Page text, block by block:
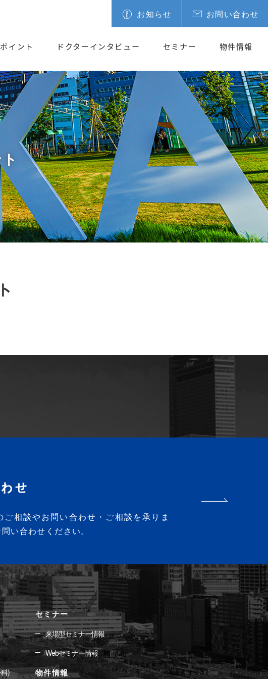
イント ドクターインタビュー セミナー 物件情報
お知らせ お問い合わせ
せ
ご相談やお問い合わせ・ご相談を承りま
い合わせください。
)
セミナー
来場型セミナー情報
Webセミナー情報
物件情報